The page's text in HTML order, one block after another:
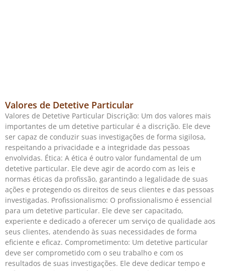
Valores de Detetive Particular
Valores de Detetive Particular Discrição: Um dos valores mais
importantes de um detetive particular é a discrição. Ele deve
ser capaz de conduzir suas investigações de forma sigilosa,
respeitando a privacidade e a integridade das pessoas
envolvidas. Ética: A ética é outro valor fundamental de um
detetive particular. Ele deve agir de acordo com as leis e
normas éticas da profissão, garantindo a legalidade de suas
ações e protegendo os direitos de seus clientes e das pessoas
investigadas. Profissionalismo: O profissionalismo é essencial
para um detetive particular. Ele deve ser capacitado,
experiente e dedicado a oferecer um serviço de qualidade aos
seus clientes, atendendo às suas necessidades de forma
eficiente e eficaz. Comprometimento: Um detetive particular
deve ser comprometido com o seu trabalho e com os
resultados de suas investigações. Ele deve dedicar tempo e